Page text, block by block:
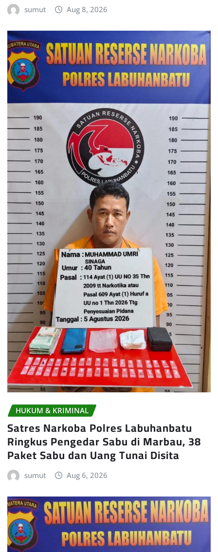
sumut Aug 8, 2026
HUKUM & KRIMINAL
Satres Narkoba Polres Labuhanbatu
Ringkus Pengedar Sabu di Marbau, 38
Paket Sabu dan Uang Tunai Disita
sumut Aug 6, 2026